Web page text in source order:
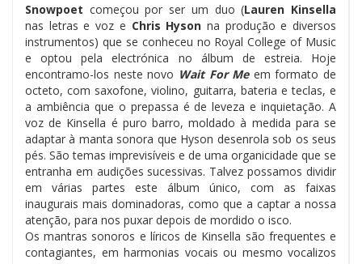
Snowpoet começou por ser um duo (Lauren Kinsella
nas letras e voz e Chris Hyson na produção e diversos
instrumentos) que se conheceu no Royal College of Music
e optou pela electrónica no álbum de estreia. Hoje
encontramo-los neste novo Wait For Me em formato de
octeto, com saxofone, violino, guitarra, bateria e teclas, e
a ambiência que o prepassa é de leveza e inquietação. A
voz de Kinsella é puro barro, moldado à medida para se
adaptar à manta sonora que Hyson desenrola sob os seus
pés. São temas imprevisíveis e de uma organicidade que se
entranha em audições sucessivas. Talvez possamos dividir
em várias partes este álbum único, com as faixas
inaugurais mais dominadoras, como que a captar a nossa
atenção, para nos puxar depois de mordido o isco.
Os mantras sonoros e líricos de Kinsella são frequentes e
contagiantes, em harmonias vocais ou mesmo vocalizos